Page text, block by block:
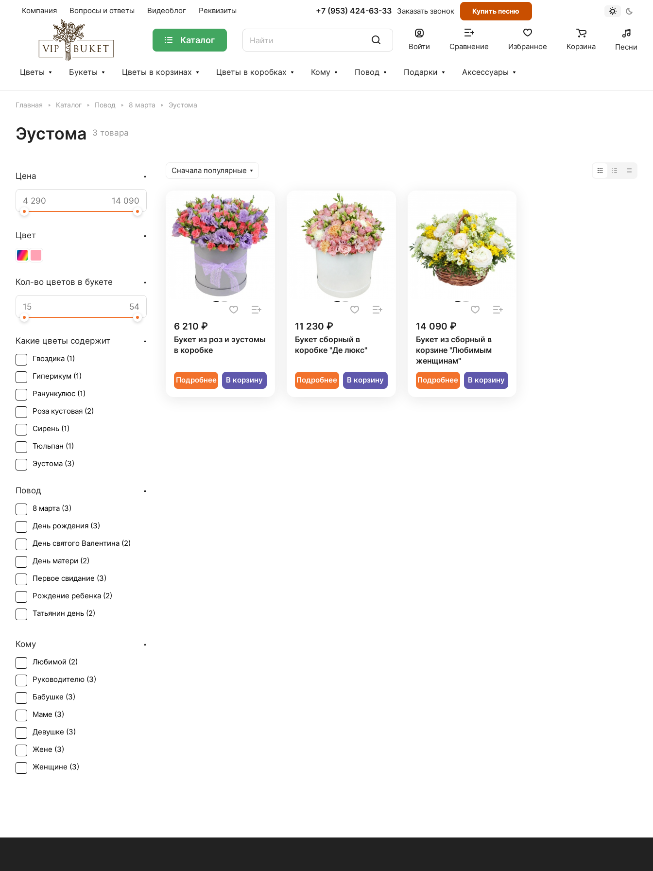
Компания Вопросы и ответы Видеоблог Реквизиты +7 (953) 424-63-33 Заказать звонок Купить песню
Каталог
Войти Сравнение Избранное Корзина Песни
Цветы Букеты Цветы в корзинах Цветы в коробках Кому Повод Подарки Аксессуары
Главная Каталог Повод 8 марта Эустома
Эустома 3 товара
Сначала популярные
6 210 ₽
Букет из роз и эустомы
в коробке
Подробнее В корзину
11 230 ₽
Букет сборный в
коробке "Де люкс"
Подробнее В корзину
14 090 ₽
Букет из сборный в
корзине "Любимым
женщинам"
Подробнее В корзину
Цена
Цвет
Кол-во цветов в букете
Какие цветы содержит
Гвоздика (1)
Гиперикум (1)
Ранункулюс (1)
Роза кустовая (2)
Сирень (1)
Тюльпан (1)
Эустома (3)
Повод
8 марта (3)
День рождения (3)
День святого Валентина (2)
День матери (2)
Первое свидание (3)
Рождение ребенка (2)
Татьянин день (2)
Кому
Любимой (2)
Руководителю (3)
Бабушке (3)
Маме (3)
Девушке (3)
Жене (3)
Женщине (3)